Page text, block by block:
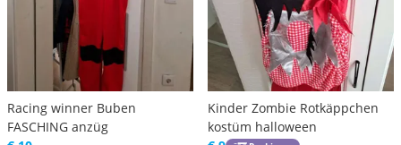
Racing winner Buben
FASCHING anzüg
Kinder Zombie Rotkäppchen
kostüm halloween